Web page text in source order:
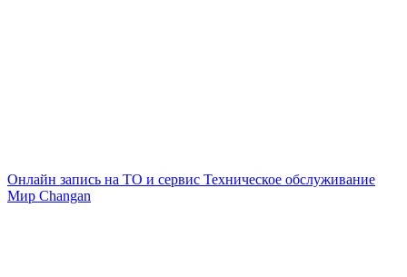
Онлайн запись на ТО и сервис Техническое обслуживание
Мир Changan